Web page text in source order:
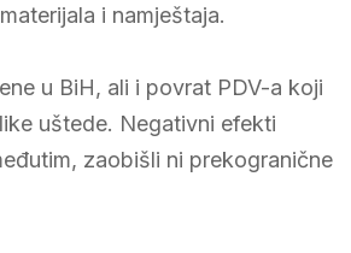
i namještaja.
u BiH, ali i povrat PDV-a koji
uštede. Negativni efekti
zaobišli ni prekogranične